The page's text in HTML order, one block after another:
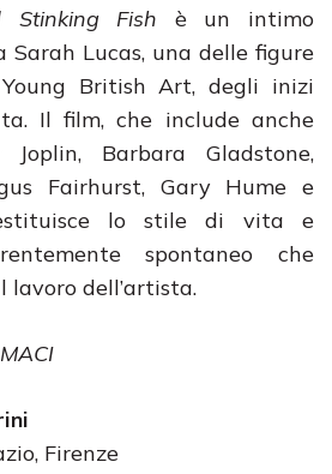
Stinking Fish è un intimo
Lucas, una delle figure
British Art, degli inizi
Il film, che include anche
Barbara Gladstone,
Fairhurst, Gary Hume e
lo stile di vita e
spontaneo che
dell’artista.
Firenze